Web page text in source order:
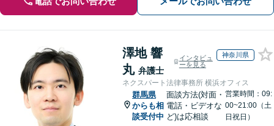
澤地 響
丸 弁護士
インタビュ
ーを見る
神奈川県
ネクスパート法律事務所 横浜オフィス
群馬県
からも相
談受付中
面談方法(対面・
電話・ビデオな
ど)は応相談
営業時間：09:
00~21:00（土
日祝日）